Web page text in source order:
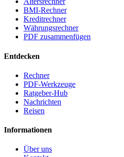
BMI-Rechner
Kreditrechner
Währungsrechner
PDF zusammenfügen
Entdecken
Rechner
PDF-Werkzeuge
Ratgeber-Hub
Nachrichten
Reisen
Informationen
Über uns